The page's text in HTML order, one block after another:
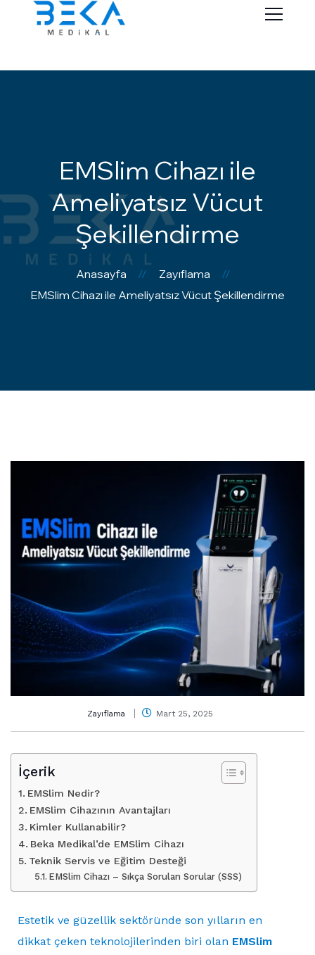
EMSlim Cihazı ile
Ameliyatsız Vücut
Şekillendirme
Anasayfa
Zayıflama
EMSlim Cihazı ile Ameliyatsız Vücut Şekillendirme
Zayıflama Mart 25, 2025
İçerik
EMSlim Nedir?
EMSlim Cihazının Avantajları
Kimler Kullanabilir?
Beka Medikal’de EMSlim Cihazı
Teknik Servis ve Eğitim Desteği
EMSlim Cihazı – Sıkça Sorulan Sorular (SSS)
Estetik ve güzellik sektöründe son yılların en
dikkat çeken teknolojilerinden biri olan EMSlim